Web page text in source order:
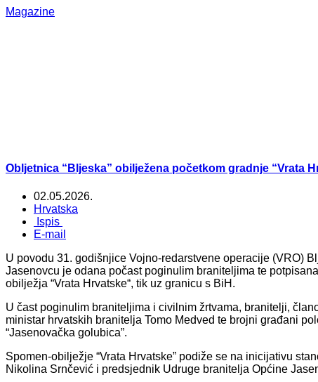
Magazine
Obljetnica “Bljeska” obilježena početkom gradnje “Vrata
02.05.2026.
Hrvatska
Ispis
E-mail
U povodu 31. godišnjice Vojno-redarstvene operacije (VRO)
Jasenovcu je odana počast poginulim braniteljima te
obilježja “Vrata Hrvatske“, tik uz granicu s BiH.
U čast poginulim braniteljima i civilnim žrtvama, branitelji,
ministar hrvatskih branitelja Tomo Medved te brojni građani
“Jasenovačka golubica”.
Spomen-obilježje “Vrata Hrvatske” podiže se na inicijativu
Nikolina Srnčević i predsjednik Udruge branitelja Općine